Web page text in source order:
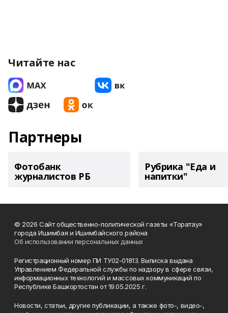
Читайте нас
Партнеры
Фотобанк
журналистов РБ
Рубрика "Еда и
напитки"
© 2026 Сайт общественно-политической газеты «Торатау»
города Ишимбая и Ишимбайского района
Об использовании персональных данных
Регистрационный номер ПИ ТУ02-01813. Выписка выдана
Управлением Федеральной службы по надзору в сфере связи,
информационных технологий и массовых коммуникаций по
Республике Башкортостан от 19.05.2025 г.
Новости, статьи, другие публикации, а также фото-, видео-,